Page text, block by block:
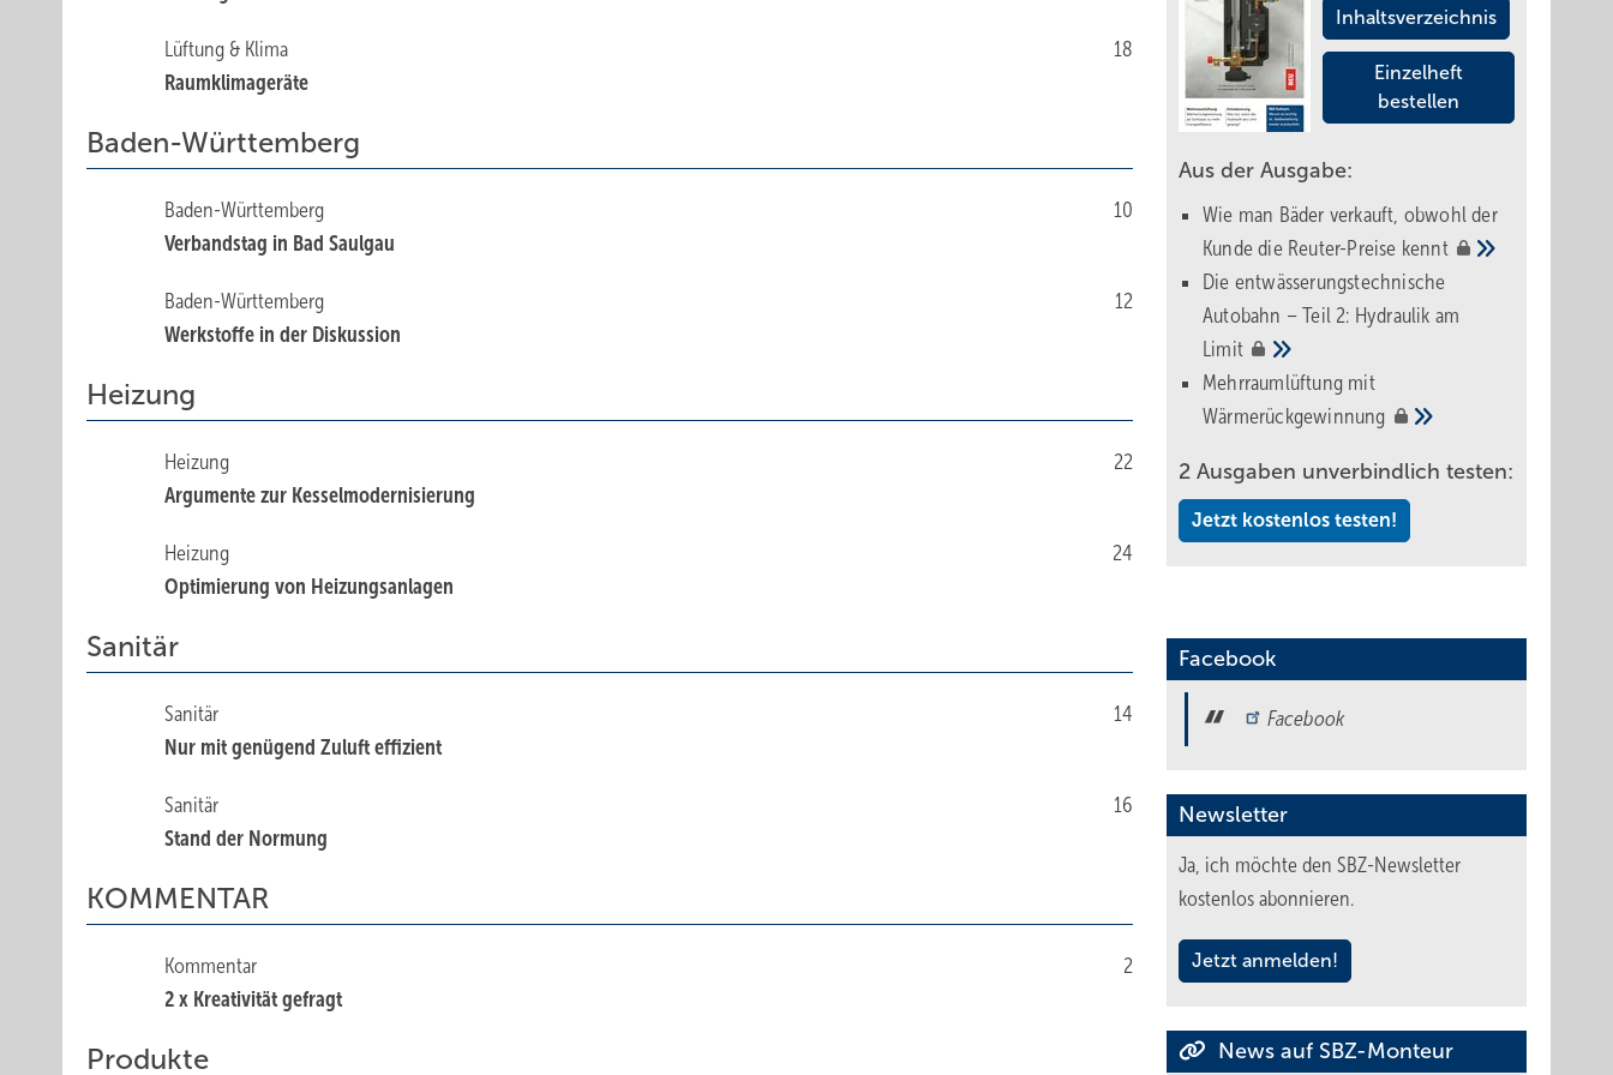
18
Lüftung & Klima
Raumklimageräte
Baden-Württemberg
10
Baden-Württemberg
Verbandstag in Bad Saulgau
12
Baden-Württemberg
Werkstoffe in der Diskussion
Heizung
22
Heizung
Argumente zur Kesselmodernisierung
24
Heizung
Optimierung von Heizungsanlagen
Sanitär
14
Sanitär
Nur mit genügend Zuluft effizient
16
Sanitär
Stand der Normung
KOMMENTAR
2
Kommentar
2 x Kreativität gefragt
Produkte
Inhaltsverzeichnis
Einzelheft
bestellen
Aus der Ausgabe:
Wie man Bäder verkauft, obwohl der
Kunde die Reuter-Preise kennt
Die entwässerungstechnische
Autobahn – Teil 2: Hydraulik am
Limit
Mehrraumlüftung mit
Wärmerückgewinnung
2 Ausgaben unverbindlich testen:
Jetzt kostenlos testen!
Facebook
Facebook
Newsletter
Ja, ich möchte den SBZ-Newsletter
kostenlos abonnieren.
Jetzt anmelden!
News auf SBZ-Monteur